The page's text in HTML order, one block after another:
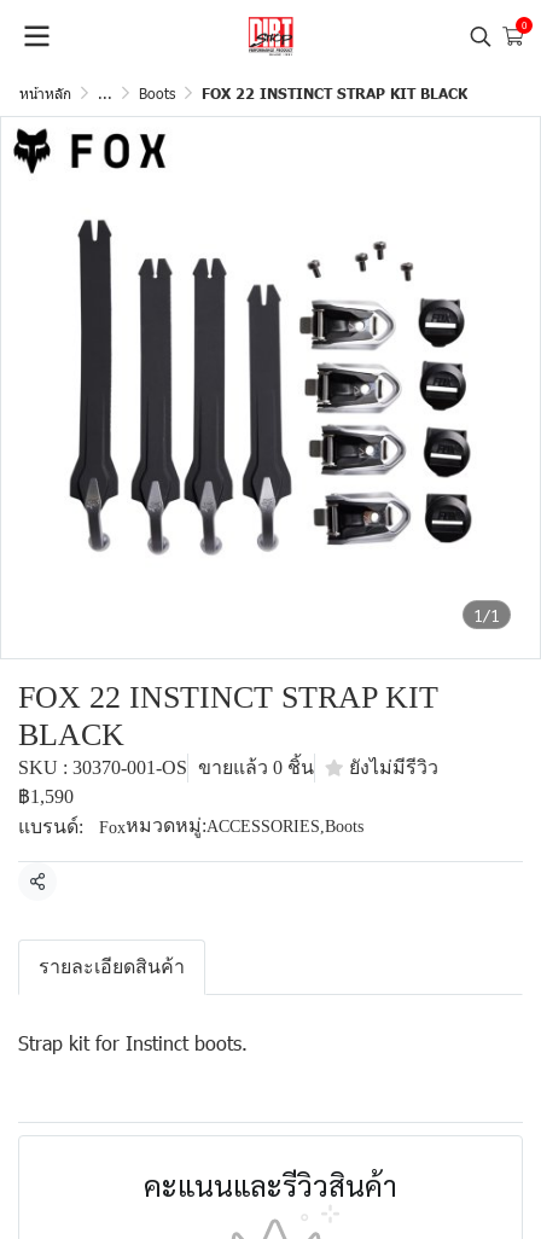
0
หน้าหลัก ... Boots FOX 22 INSTINCT STRAP KIT BLACK
1/1
FOX 22 INSTINCT STRAP KIT
BLACK
SKU : 30370-001-OS ขายแล้ว 0 ชิ้น
ยังไม่มีรีวิว
฿1,590
แบรนด์:
Foxหมวดหมู่:ACCESSORIES,Boots
แชร์
รายละเอียดสินค้า
Strap kit for Instinct boots.
คะแนนและรีวิวสินค้า